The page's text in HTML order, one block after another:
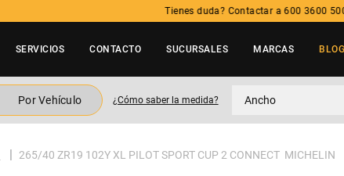
Tienes duda? Contactar a 600 3600
SERVICIOS CONTACTO SUCURSALES MARCAS BLOG
Por Vehículo ¿Cómo saber la medida? Ancho
265/40 ZR19 102Y XL PILOT SPORT CUP 2 CONNECT MICHELIN
TÉRMINOS MÁS BUSCADOS
. neumatico
3. 195